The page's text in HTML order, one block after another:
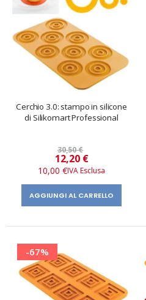
Cerchio 3.0: stampo in silicone
di Silikomart Professional
30,50 €
Prezzo
speciale
12,20 €
10,00 €
AGGIUNGI AL CARRELLO
-67%